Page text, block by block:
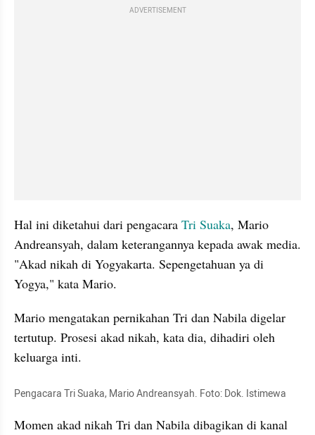
ADVERTISEMENT
Hal ini diketahui dari pengacara Tri Suaka, Mario
Andreansyah, dalam keterangannya kepada awak media.
"Akad nikah di Yogyakarta. Sepengetahuan ya di
Yogya," kata Mario.
Mario mengatakan pernikahan Tri dan Nabila digelar
tertutup. Prosesi akad nikah, kata dia, dihadiri oleh
keluarga inti.
Pengacara Tri Suaka, Mario Andreansyah. Foto: Dok. Istimewa
Momen akad nikah Tri dan Nabila dibagikan di kanal